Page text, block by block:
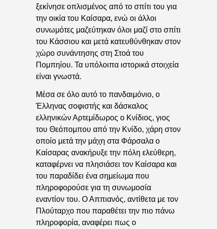
ξεκίνησε οπλισμένος από το σπίτι του για
την οικία του Καίσαρα, ενώ οι άλλοι
συνωμότες μαζεύτηκαν όλοι μαζί στο σπίτι
του Κάσσιου και μετά κατευθύνθηκαν στον
χώρο συνάντησης στη Στοά του
Πομπηίου. Τα υπόλοιπα ιστορικά στοιχεία
είναι γνωστά.
Μέσα σε όλο αυτό το πανδαιμόνιο, ο
Έλληνας σοφιστής και δάσκαλος
ελληνικών Αρτεμίδωρος ο Κνίδιος, γιος
του Θεόπομπου από την Κνίδο, χάρη στον
οποίο μετά την μάχη στα Φάρσαλα ο
Καίσαρας ανακήρυξε την πόλη ελεύθερη,
καταφέρνει να πλησιάσει τον Καίσαρα και
του παραδίδει ένα σημείωμα που
πληροφορούσε για τη συνωμοσία
εναντίον του. Ο Αππιανός, αντίθετα με τον
Πλούταρχο που παραθέτει την πιο πάνω
πληροφορία, αναφέρει πως ο